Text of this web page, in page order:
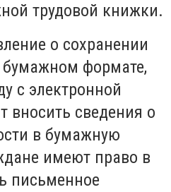
трудовой книжки.
о сохранении
формате,
с электронной
вносить сведения о
в бумажную
имеют право в
письменное